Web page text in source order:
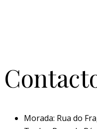
Morada: Rua do